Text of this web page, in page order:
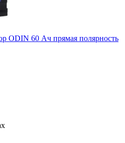
ODIN 60 Ач прямая полярность